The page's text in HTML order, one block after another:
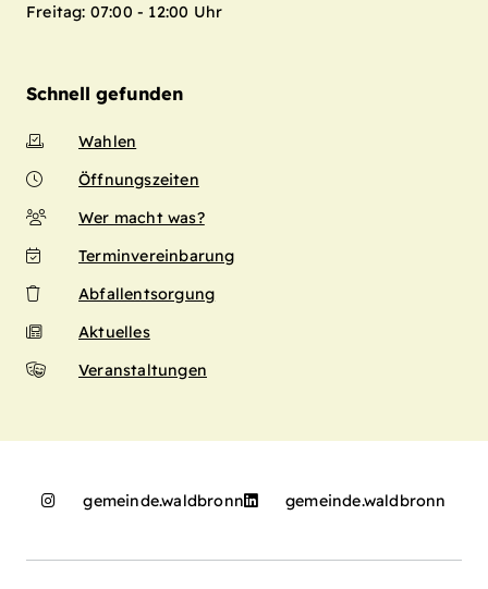
Freitag: 07:00 - 12:00 Uhr
Schnell gefunden
Wahlen
Öffnungszeiten
Wer macht was?
Terminvereinbarung
Abfallentsorgung
Aktuelles
Veranstaltungen
gemeinde.waldbronn gemeinde.waldbronn